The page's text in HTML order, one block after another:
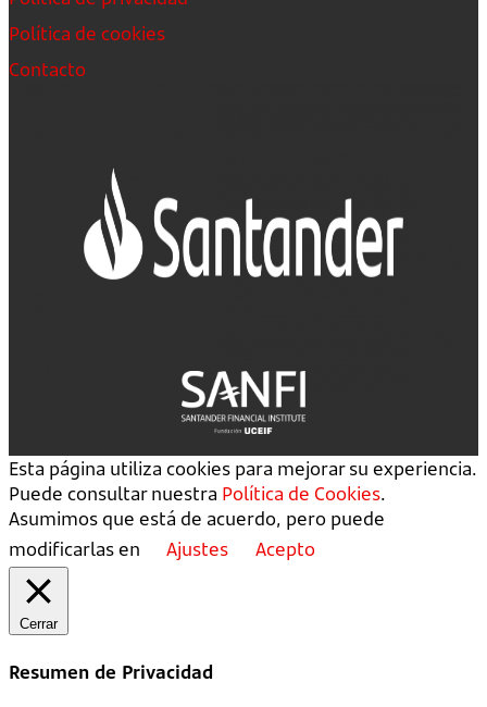
Política de cookies
Contacto
Esta página utiliza cookies para mejorar su experiencia.
Puede consultar nuestra Política de Cookies.
Asumimos que está de acuerdo, pero puede
modificarlas en
Ajustes Acepto
Cerrar
Resumen de Privacidad